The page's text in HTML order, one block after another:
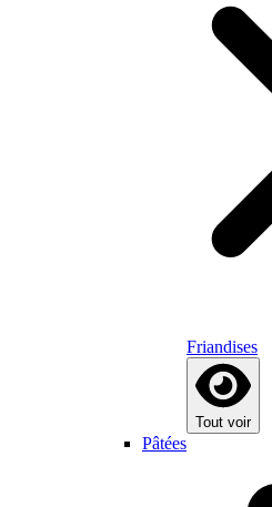
Friandises
Tout voir
Pâtées